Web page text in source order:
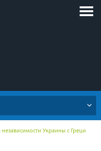
независимости Украины с Греци